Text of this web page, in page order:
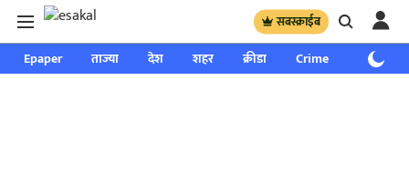
सबस्क्राईब
Epaper ताज्या देश शहर क्रीडा Crime साप्ताहिक